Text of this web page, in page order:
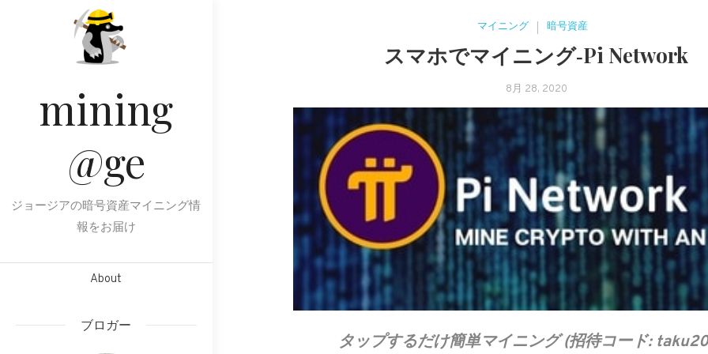
mining
@ge
ジョージアの暗号資産マイニング情
報をお届け
About
ブロガー
マイニング 暗号資産
スマホでマイニング‐Pi Network
8月 28, 2020
タップするだけ簡単マイニング (招待コード: